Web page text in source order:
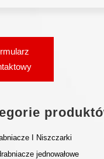
I Niszczarki
jednowałowe